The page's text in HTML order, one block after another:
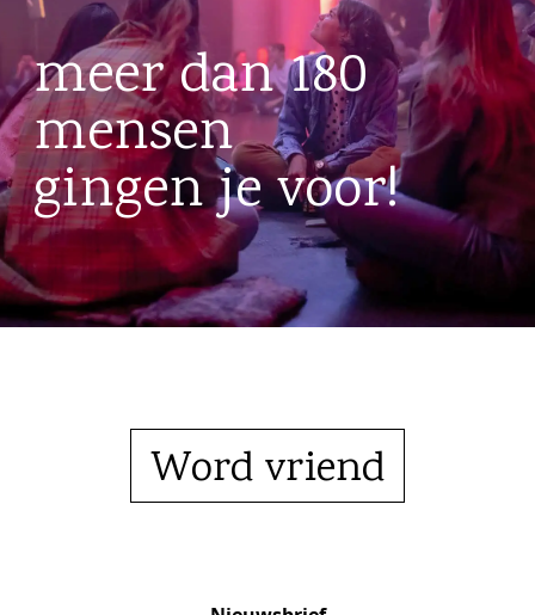
meer dan 180
mensen
gingen je voor!
Word vriend